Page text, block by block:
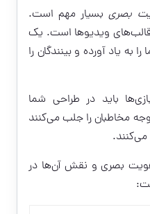
بصریبسیار مهم است.
قالب‌های ویدیوها است. یک
به یاد آورده و بینندگان را
باید در طراحی شما
مخاطبان را جلب می‌کنند
می‌کنند.
بصری و نقش آن‌ها در